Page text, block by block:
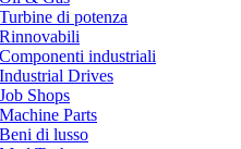
Turbine di potenza
Rinnovabili
Componenti industriali
Industrial Drives
Job Shops
Machine Parts
Beni di lusso